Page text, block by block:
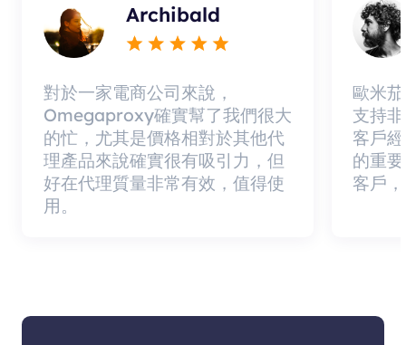
Archibald
對於一家電商公司來說，
Omegaproxy確實幫了我們很大
的忙，尤其是價格相對於其他代
理產品來說確實很有吸引力，但
好在代理質量非常有效，值得使
用。
歐米
支持
客戶
的重
客戶